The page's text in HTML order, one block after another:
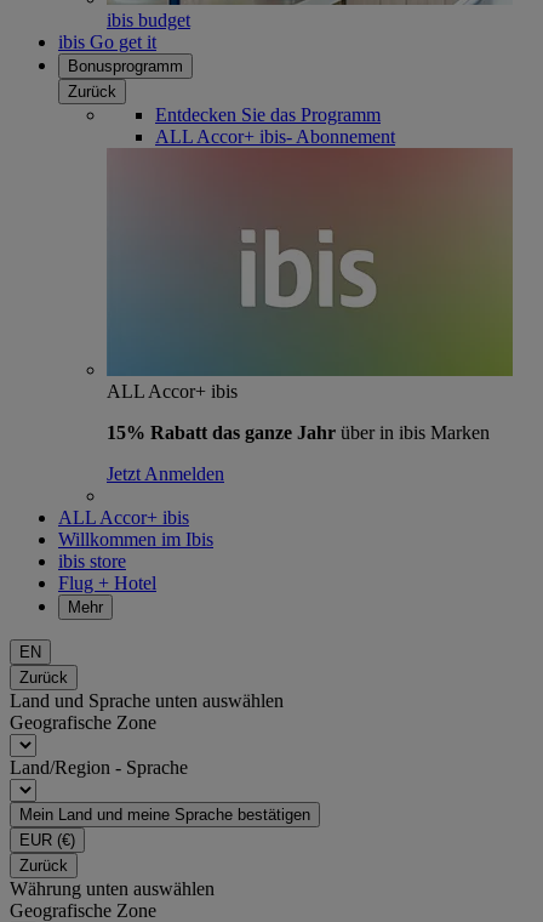
ibis budget
ibis Go get it
Bonusprogramm
Zurück
Entdecken Sie das Programm
ALL Accor+ ibis- Abonnement
ALL Accor+ ibis
15% Rabatt das ganze Jahr über in ibis Marken
Jetzt Anmelden
ALL Accor+ ibis
Willkommen im Ibis
ibis store
Flug + Hotel
Mehr
EN
Zurück
Land und Sprache unten auswählen
Geografische Zone
Land/Region - Sprache
Mein Land und meine Sprache bestätigen
EUR (€)
Zurück
Währung unten auswählen
Geografische Zone